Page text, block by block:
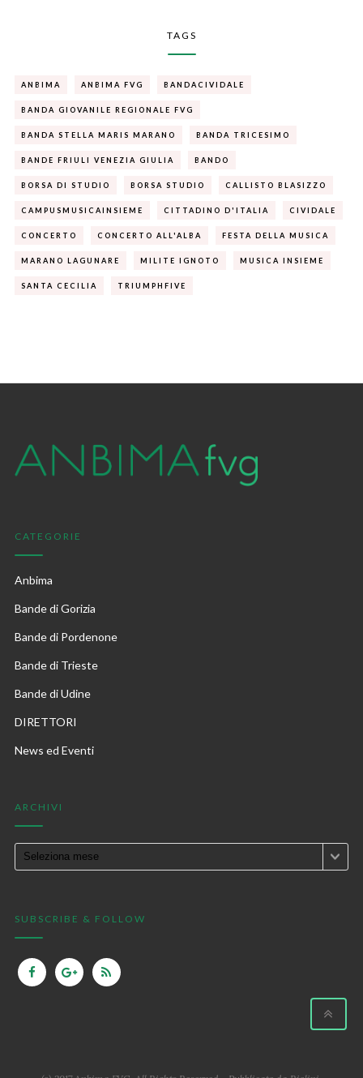
TAGS
ANBIMA ANBIMA FVG BANDACIVIDALE
BANDA GIOVANILE REGIONALE FVG
BANDA STELLA MARIS MARANO BANDA TRICESIMO
BANDE FRIULI VENEZIA GIULIA BANDO
BORSA DI STUDIO BORSA STUDIO CALLISTO BLASIZZO
CAMPUSMUSICAINSIEME CITTADINO D'ITALIA CIVIDALE
CONCERTO CONCERTO ALL'ALBA FESTA DELLA MUSICA
MARANO LAGUNARE MILITE IGNOTO MUSICA INSIEME
SANTA CECILIA TRIUMPHFIVE
CATEGORIE
Anbima
Bande di Gorizia
Bande di Pordenone
Bande di Trieste
Bande di Udine
DIRETTORI
News ed Eventi
ARCHIVI
SUBSCRIBE & FOLLOW